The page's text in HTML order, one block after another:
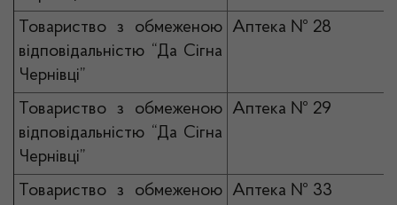
Товариство з обмеженою
відповідальністю “Да Сігна
Чернівці”
Аптека № 28
Товариство з обмеженою
відповідальністю “Да Сігна
Чернівці”
Аптека № 29
Товариство з обмеженою Аптека № 33